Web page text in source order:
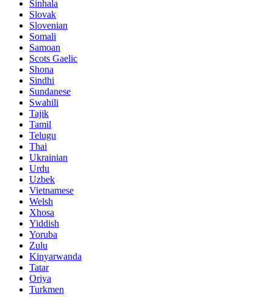
Sinhala
Slovak
Slovenian
Somali
Samoan
Scots Gaelic
Shona
Sindhi
Sundanese
Swahili
Tajik
Tamil
Telugu
Thai
Ukrainian
Urdu
Uzbek
Vietnamese
Welsh
Xhosa
Yiddish
Yoruba
Zulu
Kinyarwanda
Tatar
Oriya
Turkmen